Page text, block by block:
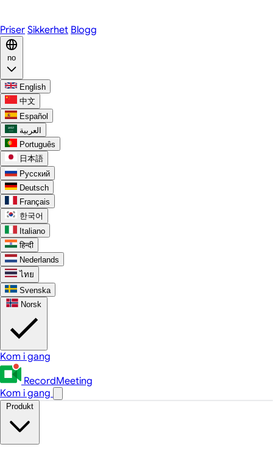
Priser Sikkerhet Blogg
no
English
中文
Español
العربية
Português
日本語
Русский
Deutsch
Français
한국어
Italiano
हिन्दी
Nederlands
ไทย
Svenska
Norsk
Kom i gang
RecordMeeting
Kom i gang